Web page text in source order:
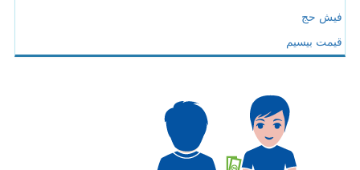
فیش حج
قیمت بیسیم